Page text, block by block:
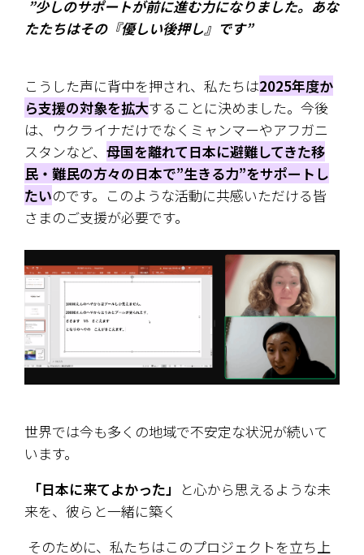
たたちはその『優しい後押し』です”
こうした声に背中を押され、私たちは2025年度か
ら支援の対象を拡大することに決めました。今後
は、ウクライナだけでなくミャンマーやアフガニ
スタンなど、 母国を離れて日本に避難してきた移
民・難民の方々の日本で”生きる力”をサポートし
たいのです。このような活動に共感いただける皆
さまのご支援が必要です。
世界では今も多くの地域で不安定な状況が続いて
います。
「日本に来てよかった」 と心から思えるような未
来を、彼らと一緒に築く――